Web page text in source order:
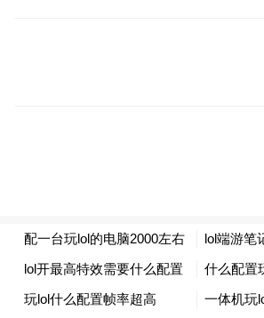
出，两款车在设计上的风格
运动犀利，另一款优雅从容
主要区分在前后保险杠出，“